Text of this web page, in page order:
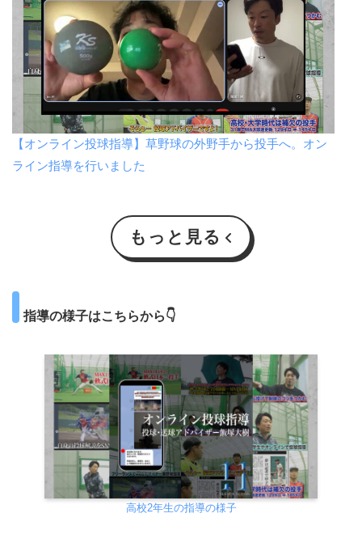
【オンライン投球指導】草野球の外野手から投手へ。オン
ライン指導を行いました
もっと見る
指導の様子はこちらから👇
高校2年生の指導の様子